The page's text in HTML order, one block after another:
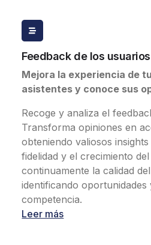
Feedback de los
Mejora la experiencia de
asistentes y conoce sus
Recoge y analiza el
Transforma opiniones en
obteniendo valiosos
fidelidad y el crecimiento
continuamente la calidad
identificando oportunidades
competencia.
Leer más